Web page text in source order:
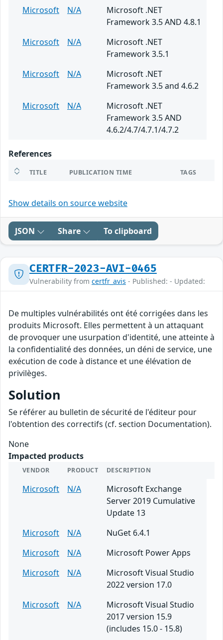
Microsoft
N/A
Microsoft .NET
Framework 3.5 AND 4.8.1
Microsoft
N/A
Microsoft .NET
Framework 3.5.1
Microsoft
N/A
Microsoft .NET
Framework 3.5 and 4.6.2
Microsoft
N/A
Microsoft .NET
Framework 3.5 AND
4.6.2/4.7/4.7.1/4.7.2
References
TITLE PUBLICATION TIME TAGS
Show details on source website
JSON Share To clipboard
CERTFR-2023-AVI-0465
Vulnerability from certfr_avis - Published: - Updated:
De multiples vulnérabilités ont été corrigées dans les
produits Microsoft. Elles permettent à un attaquant
de provoquer une usurpation d'identité, une atteinte à
la confidentialité des données, un déni de service, une
exécution de code à distance et une élévation de
privilèges.
Solution
Se référer au bulletin de sécurité de l'éditeur pour
l'obtention des correctifs (cf. section Documentation).
None
Impacted products
VENDOR PRODUCT DESCRIPTION
Microsoft N/A
Microsoft Exchange
Server 2019 Cumulative
Update 13
Microsoft
N/A
NuGet 6.4.1
Microsoft
N/A
Microsoft Power Apps
Microsoft
N/A
Microsoft Visual Studio
2022 version 17.0
Microsoft
N/A
Microsoft Visual Studio
2017 version 15.9
(includes 15.0 - 15.8)